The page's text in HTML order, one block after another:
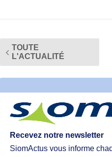
TOUTE
L'ACTUALITÉ
Recevez notre newsletter
SiomActus vous informe